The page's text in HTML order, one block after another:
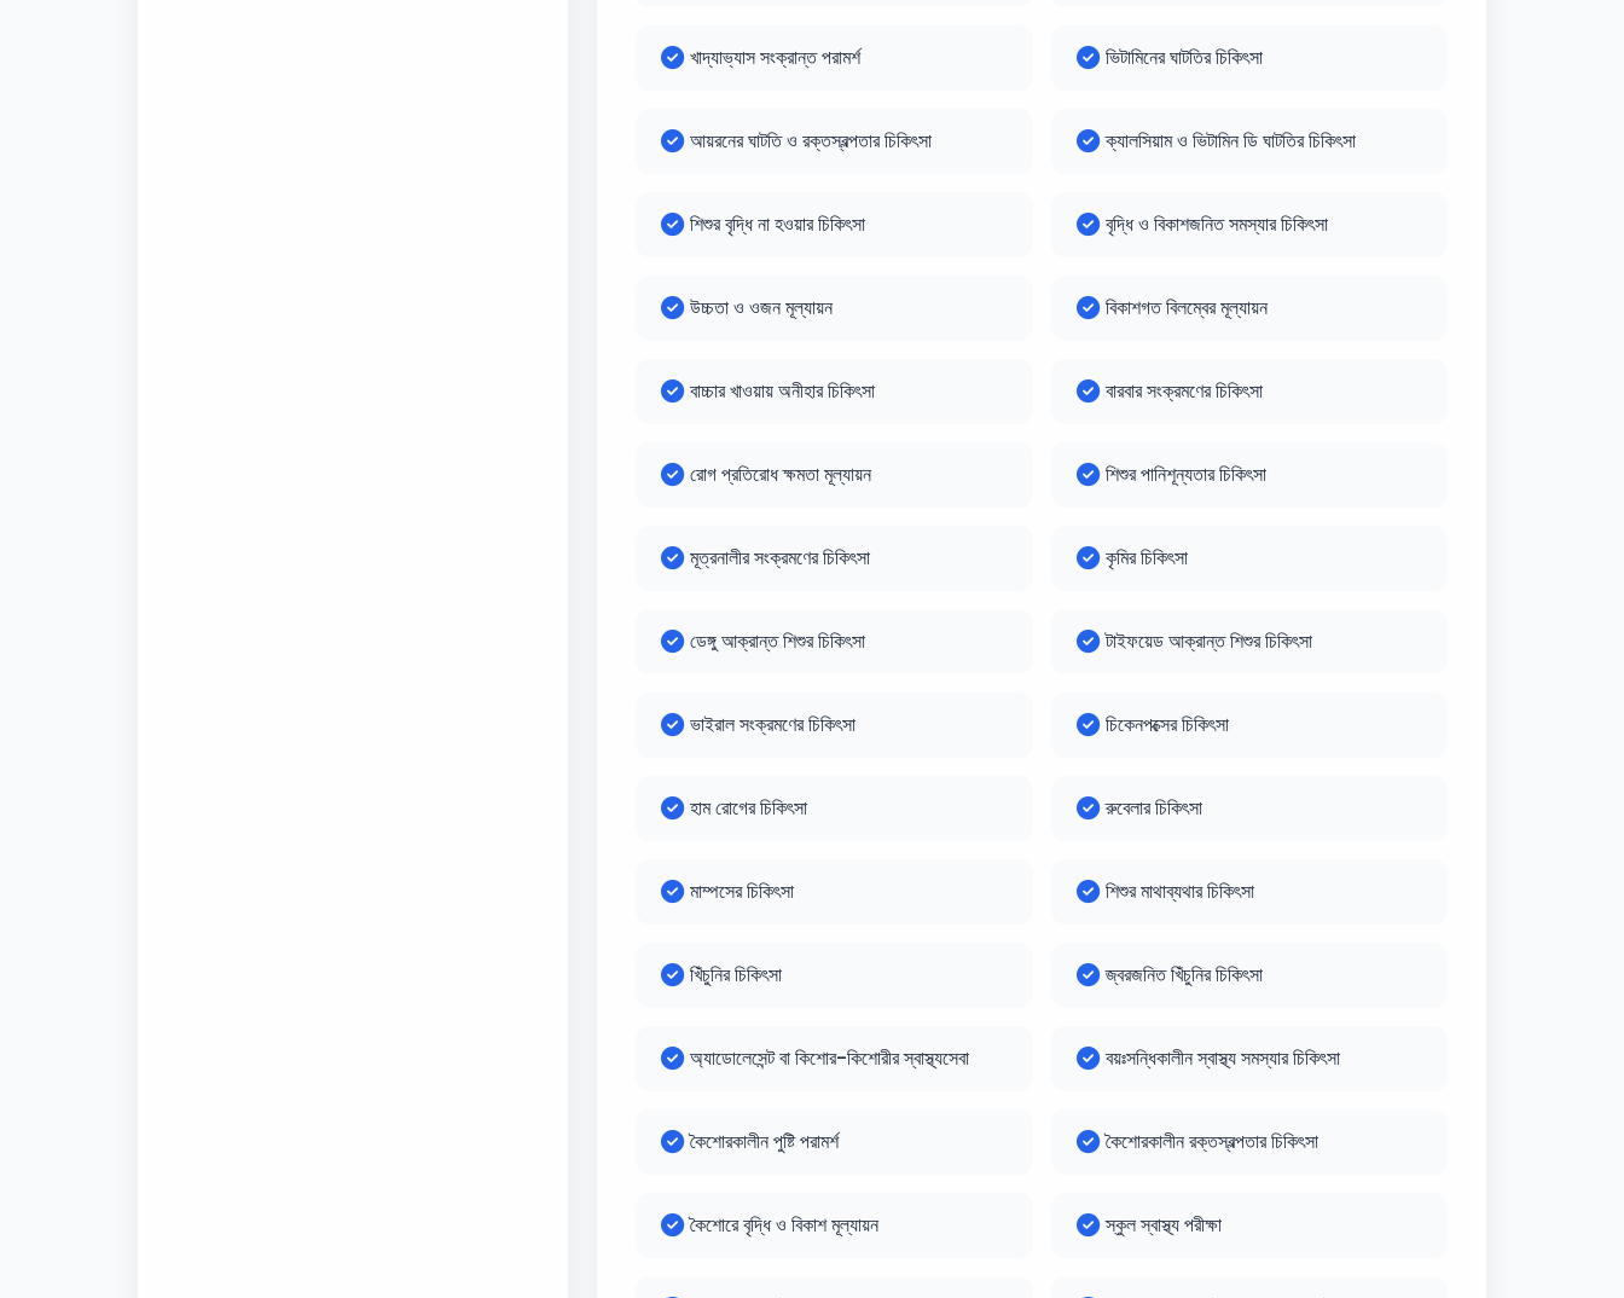
খাদ্যাভ্যাস সংক্রান্ত পরামর্শ ভিটামিনের ঘাটতির চিকিৎসা
আয়রনের ঘাটতি ও রক্তস্বল্পতার চিকিৎসা ক্যালসিয়াম ও ভিটামিন ডি ঘাটতির চিকিৎসা
শিশুর বৃদ্ধি না হওয়ার চিকিৎসা বৃদ্ধি ও বিকাশজনিত সমস্যার চিকিৎসা
উচ্চতা ও ওজন মূল্যায়ন বিকাশগত বিলম্বের মূল্যায়ন
বাচ্চার খাওয়ায় অনীহার চিকিৎসা বারবার সংক্রমণের চিকিৎসা
রোগ প্রতিরোধ ক্ষমতা মূল্যায়ন শিশুর পানিশূন্যতার চিকিৎসা
মূত্রনালীর সংক্রমণের চিকিৎসা কৃমির চিকিৎসা
ডেঙ্গু আক্রান্ত শিশুর চিকিৎসা টাইফয়েড আক্রান্ত শিশুর চিকিৎসা
ভাইরাল সংক্রমণের চিকিৎসা চিকেনপক্সের চিকিৎসা
হাম রোগের চিকিৎসা রুবেলার চিকিৎসা
মাম্পসের চিকিৎসা শিশুর মাথাব্যথার চিকিৎসা
খিঁচুনির চিকিৎসা জ্বরজনিত খিঁচুনির চিকিৎসা
অ্যাডোলেসেন্ট বা কিশোর-কিশোরীর স্বাস্থ্যসেবা বয়ঃসন্ধিকালীন স্বাস্থ্য সমস্যার চিকিৎসা
কৈশোরকালীন পুষ্টি পরামর্শ কৈশোরকালীন রক্তস্বল্পতার চিকিৎসা
কৈশোরে বৃদ্ধি ও বিকাশ মূল্যায়ন স্কুল স্বাস্থ্য পরীক্ষা